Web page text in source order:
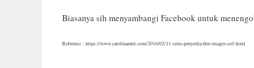
Biasanya sih menyambangi Facebook untuk
Referensi : https://www.carolinaratri.com/2016/02/11-situs-penyedia-free-images-cc0.html